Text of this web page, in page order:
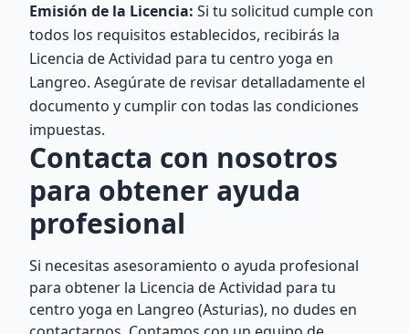
Emisión de la Licencia: Si tu solicitud cumple con
todos los requisitos establecidos, recibirás la
Licencia de Actividad para tu centro yoga en
Langreo. Asegúrate de revisar detalladamente el
documento y cumplir con todas las condiciones
impuestas.
Contacta con nosotros
para obtener ayuda
profesional
Si necesitas asesoramiento o ayuda profesional
para obtener la Licencia de Actividad para tu
centro yoga en Langreo (Asturias), no dudes en